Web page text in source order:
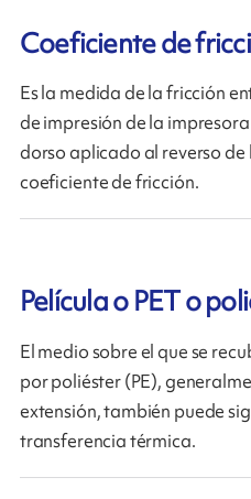
Coeficiente de
Es la medida de la fricción
de impresión de la
dorso aplicado al reverso
coeficiente de fricción.
Película o PET o
El medio sobre el que se
por poliéster (PE),
extensión, también puede
transferencia térmica.